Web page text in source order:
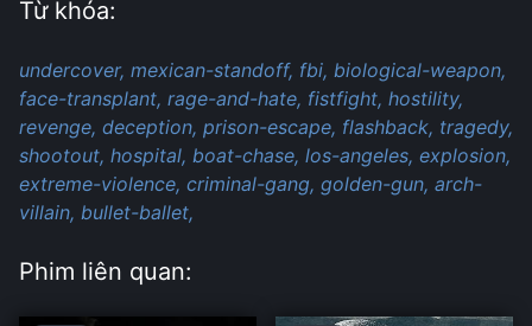
Từ khóa:
undercover, mexican-standoff, fbi, biological-weapon,
face-transplant, rage-and-hate, fistfight, hostility,
revenge, deception, prison-escape, flashback, tragedy,
shootout, hospital, boat-chase, los-angeles, explosion,
extreme-violence, criminal-gang, golden-gun, arch-
villain, bullet-ballet,
Phim liên quan: